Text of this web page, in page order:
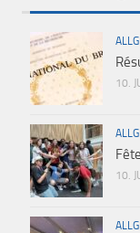
10.
10.